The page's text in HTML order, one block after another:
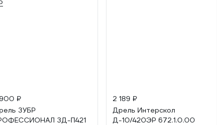
₽
ЗУБР
ЗД-П421
2 189 ₽
Дрель Интерскол
Д-10/420ЭР 672.1.0.00